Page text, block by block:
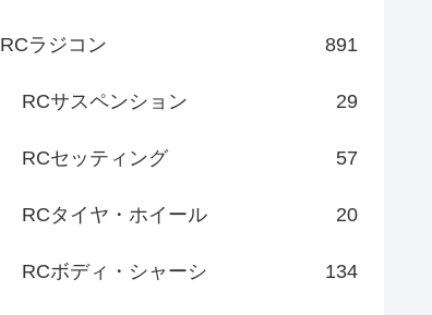
RCラジコン 891
RCサスペンション 29
RCセッティング 57
RCタイヤ・ホイール 20
RCボディ・シャーシ 134